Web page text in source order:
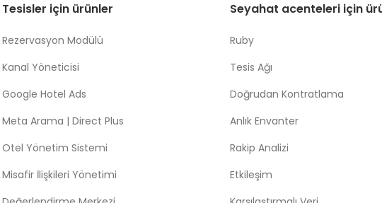
Tesisler için ürünler
Rezervasyon Modülü
Kanal Yöneticisi
Google Hotel Ads
Meta Arama | Direct Plus
Otel Yönetim Sistemi
Misafir İlişkileri Yönetimi
Seyahat acenteleri için
Ruby
Tesis Ağı
Doğrudan Kontratlama
Anlık Envanter
Rakip Analizi
Etkileşim